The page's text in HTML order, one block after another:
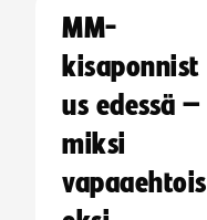
MM-
kisaponnist
us edessä –
miksi
vapaaehtois